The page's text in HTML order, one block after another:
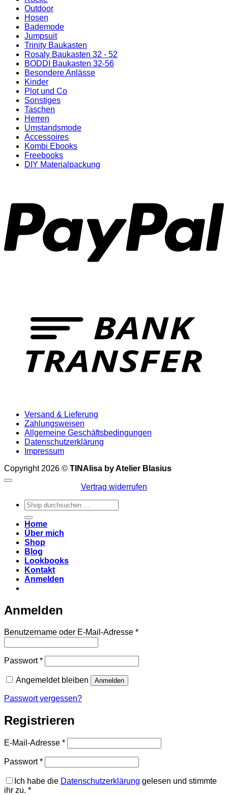
Outdoor
Hosen
Bademode
Jumpsuit
Trinity Baukasten
Rosaly Baukasten 32 - 52
BODDI Baukasten 32-56
Besondere Anlässe
Kinder
Plot und Co
Sonstiges
Taschen
Herren
Umstandsmode
Accessoires
Kombi Ebooks
Freebooks
DIY Materialpackung
Versand & Lieferung
Zahlungsweisen
Allgemeine Geschäftsbedingungen
Datenschutzerklärung
Impressum
Copyright 2026 © TINAlisa by Atelier Blasius
Vertrag widerrufen
Suchen
nach:
Home
Über mich
Shop
Blog
Lookbooks
Kontakt
Anmelden
Anmelden
Benutzername oder E-Mail-Adresse *Erforderlich
Passwort*Erforderlich
Angemeldet bleiben Anmelden
Passwort vergessen?
Registrieren
E-Mail-Adresse *Erforderlich
Passwort*Erforderlich
Ich habe die Datenschutzerklärung gelesen und stimmte
ihr zu. *